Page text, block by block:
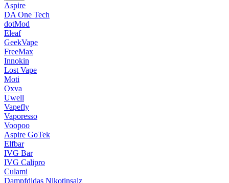
Aspire
DA One Tech
dotMod
Eleaf
GeekVape
FreeMax
Innokin
Lost Vape
Moti
Oxva
Uwell
Vapefly
Vaporesso
Voopoo
Aspire GoTek
Elfbar
IVG Bar
IVG Calipro
Culami
Dampfdidas Nikotinsalz